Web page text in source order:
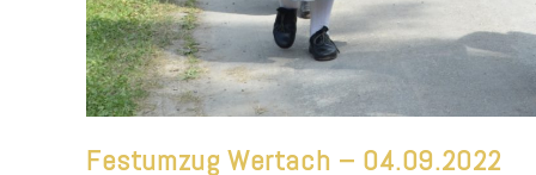
Festumzug Wertach – 04.09.2022